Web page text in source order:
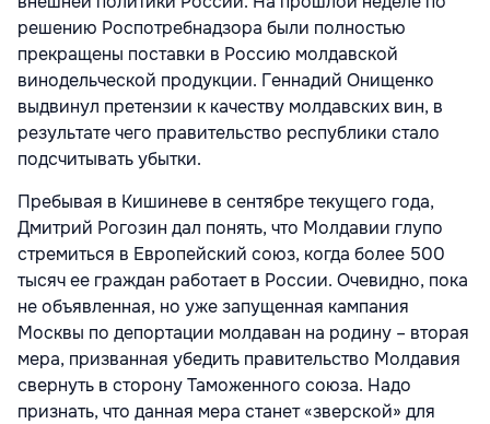
решению Роспотребнадзора были полностью
прекращены поставки в Россию молдавской
винодельческой продукции. Геннадий Онищенко
выдвинул претензии к качеству молдавских вин, в
результате чего правительство республики стало
подсчитывать убытки.
Пребывая в Кишиневе в сентябре текущего года,
Дмитрий Рогозин дал понять, что Молдавии глупо
стремиться в Европейский союз, когда более 500
тысяч ее граждан работает в России. Очевидно, пока
не объявленная, но уже запущенная кампания
Москвы по депортации молдаван на родину – вторая
мера, призванная убедить правительство Молдавия
свернуть в сторону Таможенного союза. Надо
признать, что данная мера станет «зверской» для